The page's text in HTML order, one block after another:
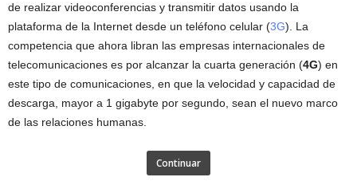
de realizar videoconferencias y transmitir datos usando la
plataforma de la Internet desde un teléfono celular (3G). La
competencia que ahora libran las empresas internacionales de
telecomunicaciones es por alcanzar la cuarta generación (4G) en
este tipo de comunicaciones, en que la velocidad y capacidad de
descarga, mayor a 1 gigabyte por segundo, sean el nuevo marco
de las relaciones humanas.
Continuar